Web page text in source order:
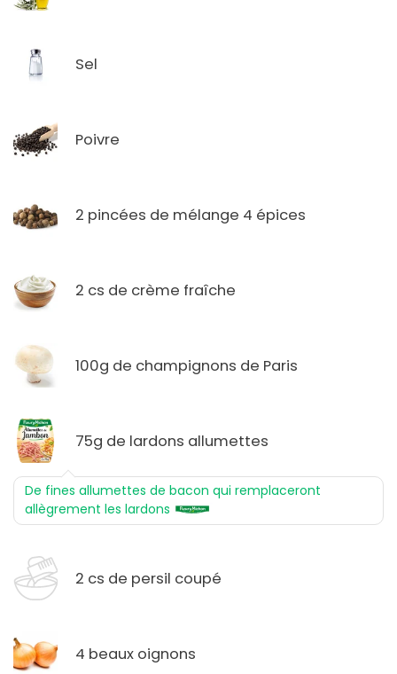
Sel
Poivre
2 pincées de mélange 4 épices
2 cs de crème fraîche
100g de champignons de Paris
75g de lardons allumettes
De fines allumettes de bacon qui remplaceront
allègrement les lardons
2 cs de persil coupé
4 beaux oignons